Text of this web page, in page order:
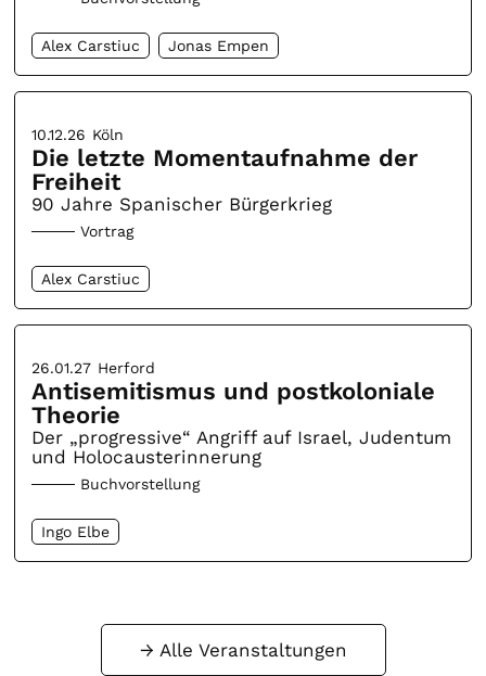
Alex Carstiuc Jonas Empen
10.12.26 Köln
Die letzte Momentaufnahme der
Freiheit
90 Jahre Spanischer Bürgerkrieg
Vortrag
Alex Carstiuc
26.01.27 Herford
Antisemitismus und postkoloniale
Theorie
Der „progressive“ Angriff auf Israel, Judentum
und Holocausterinnerung
Buchvorstellung
Ingo Elbe
Alle Veranstaltungen